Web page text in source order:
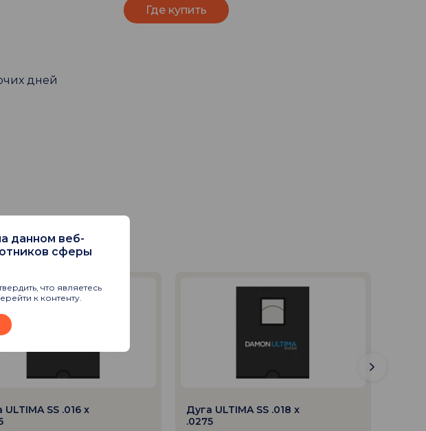
дней
Где купить
ULTIMA SS .016 x
Дуга ULTIMA SS .018 x
.0275
данном веб-
сферы
что являетесь
к контенту.